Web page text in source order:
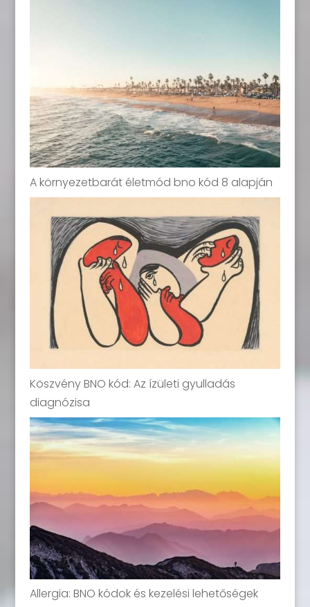
A környezetbarát életmód bno kód 8 alapján
Köszvény BNO kód: Az ízületi gyulladás
diagnózisa
Allergia: BNO kódok és kezelési lehetőségek